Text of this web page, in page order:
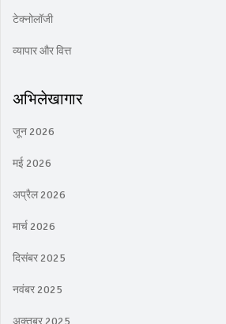
टेक्नोलॉजी
व्यापार और वित्त
अभिलेखागार
जून 2026
मई 2026
अप्रैल 2026
मार्च 2026
दिसंबर 2025
नवंबर 2025
अक्तूबर 2025